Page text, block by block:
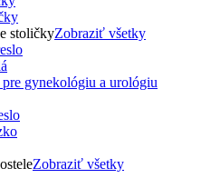
stoličkyZobraziť všetky
Zobraziť všetky